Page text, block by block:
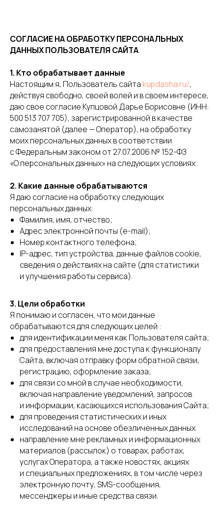
СОГЛАСИЕ НА ОБРАБОТКУ ПЕРСОНАЛЬНЫХ
ДАННЫХ ПОЛЬЗОВАТЕЛЯ САЙТА
1. Кто обрабатывает данные
Настоящим я, Пользователь сайта kupdasha.ru/,
действуя свободно, своей волей и в своем интересе,
даю свое согласие Купцовой Дарье Борисовне (ИНН:
500 513 707 705), зарегистрированной в качестве
самозанятой (далее — Оператор), на обработку
моих персональных данных в соответствии
с Федеральным законом от 27.07.2006 № 152-ФЗ
«О персональных данных» на следующих условиях .
2. Какие данные обрабатываются
Я даю согласие на обработку следующих
персональных данных:
Фамилия, имя, отчество;
Адрес электронной почты (e-mail);
Номер контактного телефона;
IP-адрес, тип устройства, данные файлов cookie,
сведения о действиях на сайте (для статистики
и улучшения работы сервиса).
3. Цели обработки
Я понимаю и согласен, что мои данные
обрабатываются для следующих целей :
для идентификации меня как Пользователя сайта;
для предоставления мне доступа к функционалу
Сайта, включая отправку форм обратной связи,
регистрацию, оформление заказа;
для связи со мной в случае необходимости,
включая направление уведомлений, запросов
и информации, касающихся использования Сайта;
для проведения статистических и иных
исследований на основе обезличенных данных.
направление мне рекламных и информационных
материалов (рассылок) о товарах, работах,
услугах Оператора, а также новостях, акциях
и специальных предложениях, в том числе через
электронную почту, SMS-сообщения,
мессенджеры и иные средства связи.